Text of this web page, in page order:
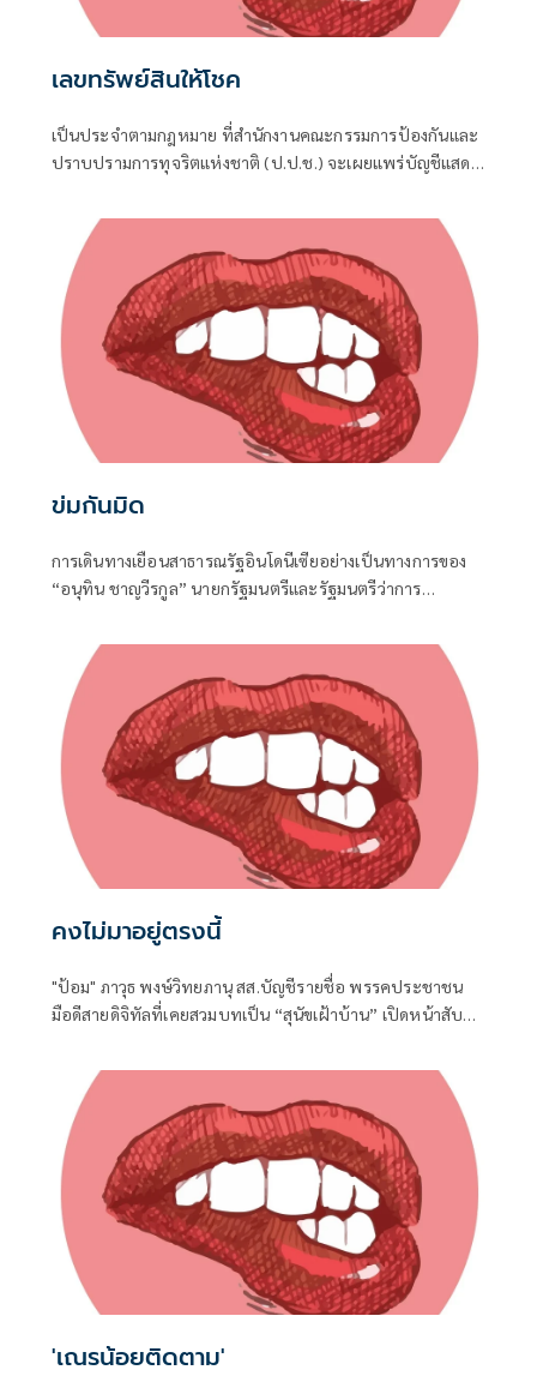
เลขทรัพย์สินให้โชค
เป็นประจำตามกฎหมาย ที่สำนักงานคณะกรรมการป้องกันและ
ปราบปรามการทุจริตแห่งชาติ (ป.ป.ช.) จะเผยแพร่บัญชีแสดง
ว่าจะเป็นกรณีเข้ารับตำแหน่ง หรือพ้นจากตำแหน่ง
ข่มกันมิด
การเดินทางเยือนสาธารณรัฐอินโดนีเซียอย่างเป็นทางการของ
“อนุทิน ชาญวีรกูล” นายกรัฐมนตรีและรัฐมนตรีว่าการ
ประวัติศาสตร์ ที่สะท้อนถึงเกียรติภูมิอันโดดเด่นของ
ประเทศไทยบนเวทีโลกได้อย่างชัดเจน
คงไม่มาอยู่ตรงนี้
"ป้อม" ภาวุธ พงษ์วิทยภานุ สส.บัญชีรายชื่อ พรรคประชาชน
มือดีสายดิจิทัลที่เคยสวมบทเป็น “สุนัขเฝ้าบ้าน” เปิดหน้าสับ
กระทรวงดิจิทัลเพื่อเศรษฐกิจและสังคม (ดีอี)
'เณรน้อยติดตาม'